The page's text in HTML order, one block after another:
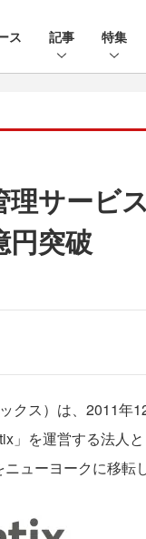
ス 記事 特集
理サービ
円突破
クス）は、2011年
」を運営する法人
ューヨークに移転